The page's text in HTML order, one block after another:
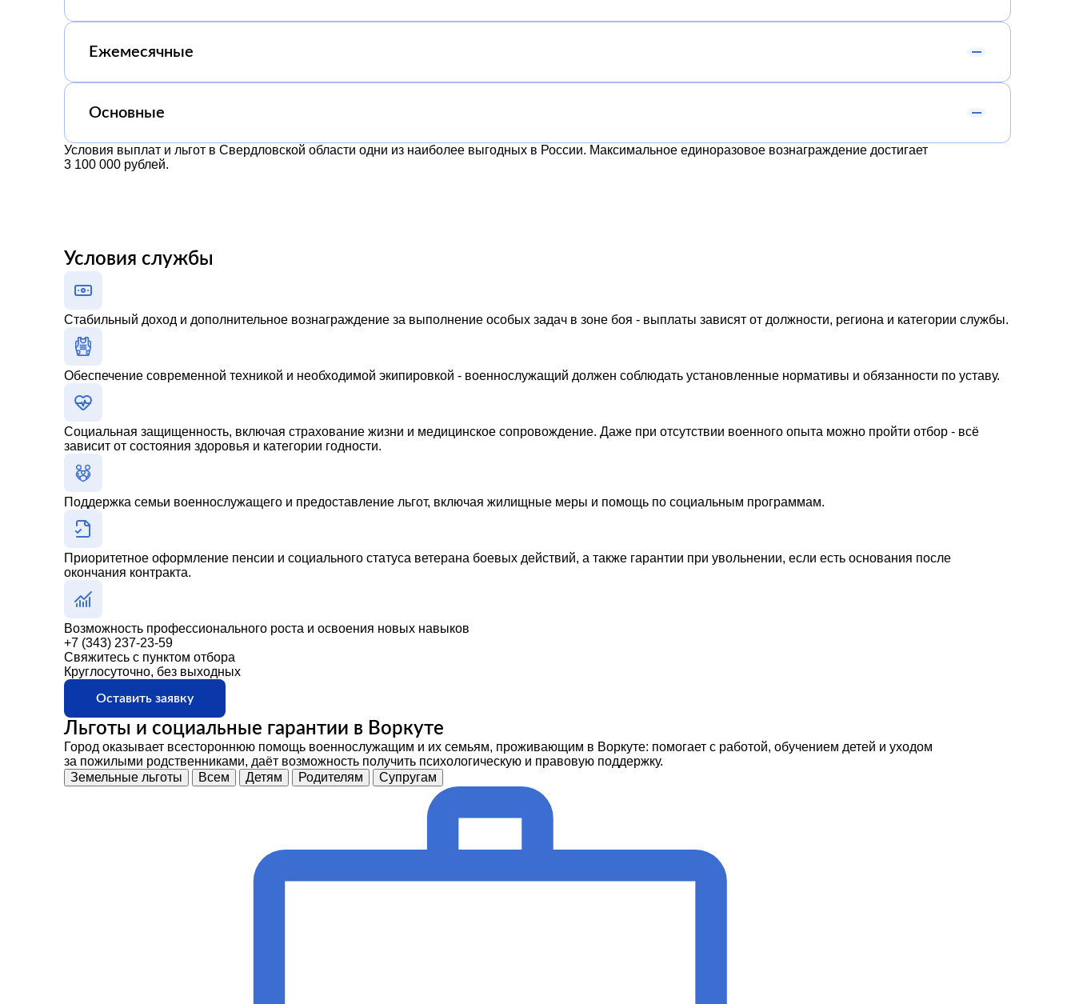
Ежемесячные
Основные
Условия выплат и льгот в Свердловской области одни из наиболее выгодных в России. Максимальное единоразовое вознаграждение достигает
3 100 000 рублей.
Условия службы
Стабильный доход и дополнительное вознаграждение за выполнение особых задач в зоне боя - выплаты зависят от должности, региона и категории службы.
Обеспечение современной техникой и необходимой экипировкой - военнослужащий должен соблюдать установленные нормативы и обязанности по уставу.
Социальная защищенность, включая страхование жизни и медицинское сопровождение. Даже при отсутствии военного опыта можно пройти отбор - всё
зависит от состояния здоровья и категории годности.
Поддержка семьи военнослужащего и предоставление льгот, включая жилищные меры и помощь по социальным программам.
Приоритетное оформление пенсии и социального статуса ветерана боевых действий, а также гарантии при увольнении, если есть основания после
окончания контракта.
Возможность профессионального роста и освоения новых навыков
+7 (343) 237-23-59
Свяжитесь с пунктом отбора
Круглосуточно, без выходных
Оставить заявку
Льготы и социальные гарантии в Воркуте
Город оказывает всестороннюю помощь военнослужащим и их семьям, проживающим в Воркуте: помогает с работой, обучением детей и уходом
за пожилыми родственниками, даёт возможность получить психологическую и правовую поддержку.
Земельные льготы
Всем Детям Родителям Супругам